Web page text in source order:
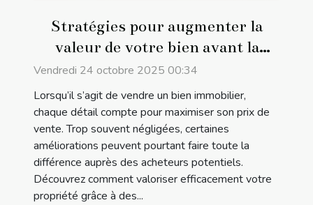
Stratégies pour augmenter la
valeur de votre bien avant la
vente
Vendredi 24 octobre 2025 00:34
Lorsqu’il s’agit de vendre un bien immobilier,
chaque détail compte pour maximiser son prix de
vente. Trop souvent négligées, certaines
améliorations peuvent pourtant faire toute la
différence auprès des acheteurs potentiels.
Découvrez comment valoriser efficacement votre
propriété grâce à des...